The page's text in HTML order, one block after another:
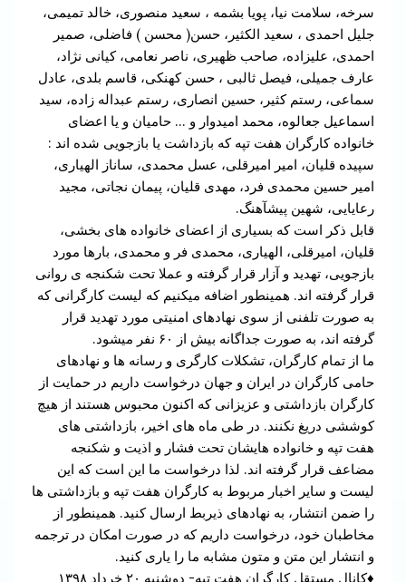
سرخه، سلامت نیا، پویا بشمه ، سعید منصوری، خالد تمیمی،
جلیل احمدی ، سعید الکثیر، حسن( محسن ) فاضلی، صمیر
احمدی، علیزاده، صاحب ظهیری، ناصر نعامی، کیانی نژاد،
عارف جمیلی، فیصل ثالبی ، حسن کهنکی، قاسم بلدی، عادل
سماعی، رستم کثیر، حسین انصاری، رستم عبداله زاده، سید
اسماعیل جعالوه، محمد امیدوار و … حامیان و یا اعضای
خانواده کارگران هفت تپه که بازداشت یا بازجویی شده اند :
سپیده قلیان، امیر امیرقلی، عسل محمدی، ساناز الهیاری،
امیر حسین محمدی فرد، مهدی قلیان، پیمان نجاتی، مجید
رعایایی، شهین پیشآهنگ.
قابل ذکر است که بسیاری از اعضای خانواده های بخشی،
قلیان، امیرقلی، الهیاری، محمدی فر و محمدی، بارها مورد
بازجویی، تهدید و آزار قرار گرفته و عملا تحت شکنجه ی روانی
قرار گرفته اند. همینطور اضافه میکنیم که لیست کارگرانی که
به صورت تلفنی از سوی نهادهای امنیتی مورد تهدید قرار
گرفته اند، به صورت جداگانه بیش از ۶۰ نفر میشود.
ما از تمام کارگران، تشکلات کارگری و رسانه ها و نهادهای
حامی کارگران در ایران و جهان درخواست داریم در حمایت از
کارگران بازداشتی و عزیزانی که اکنون محبوس هستند از هیچ
کوششی دریغ نکنند. در طی ماه های اخیر، بازداشتی های
هفت تپه و خانواده هایشان تحت فشار و اذیت و شکنجه
مضاعف قرار گرفته اند. لذا درخواست ما این است که این
لیست و سایر اخبار مربوط به کارگران هفت تپه و بازداشتی ها
را ضمن انتشار، به نهادهای ذیربط ارسال کنید. همینطور از
مخاطبان خود، درخواست داریم که در صورت امکان در ترجمه
و انتشار این متن و متون مشابه ما را یاری کنید.
♦️کانال مستقل کارگران هفت تپه- دوشنبه ۲۰ خرداد ۱۳۹۸